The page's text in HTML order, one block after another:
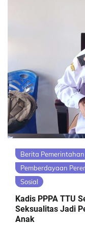
Berita Pemerintahan
Pemberdayaan
Sosial
Kadis PPPA TTU
Seksualitas Jadi
Anak